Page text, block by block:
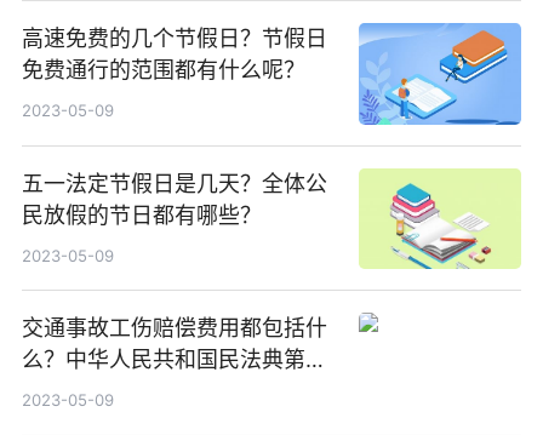
高速免费的几个节假日？节假日
免费通行的范围都有什么呢？
2023-05-09
五一法定节假日是几天？全体公
民放假的节日都有哪些？
2023-05-09
交通事故工伤赔偿费用都包括什
么？中华人民共和国民法典第一
千一百七十九条内容
2023-05-09